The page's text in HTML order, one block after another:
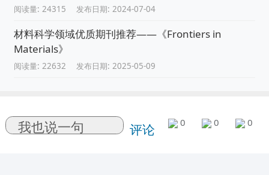
阅读量: 24315 发布日期: 2024-07-04
材料科学领域优质期刊推荐——《Frontiers in
Materials》
阅读量: 22632 发布日期: 2025-05-09
0 0 0